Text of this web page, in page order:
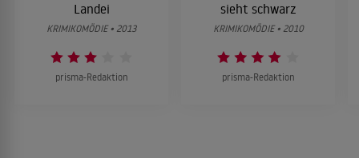
Landei
KRIMIKOMÖDIE • 2013
prisma-Redaktion
sieht schwarz
KRIMIKOMÖDIE • 2010
prisma-Redaktion